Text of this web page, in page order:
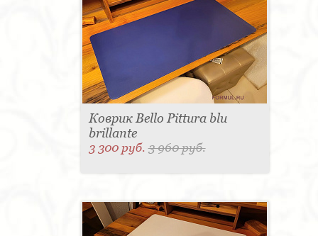
Коврик Bello Pittura blu
brillante
3 300 руб.3 960 руб.